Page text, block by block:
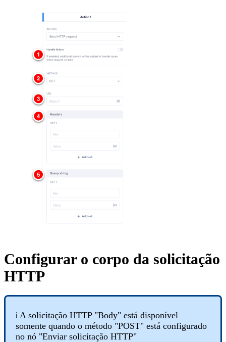
Configurar o corpo da solicitação
HTTP
ℹ️ A solicitação HTTP "Body" está disponível
somente quando o método "POST" está configurado
no nó "Enviar solicitação HTTP"